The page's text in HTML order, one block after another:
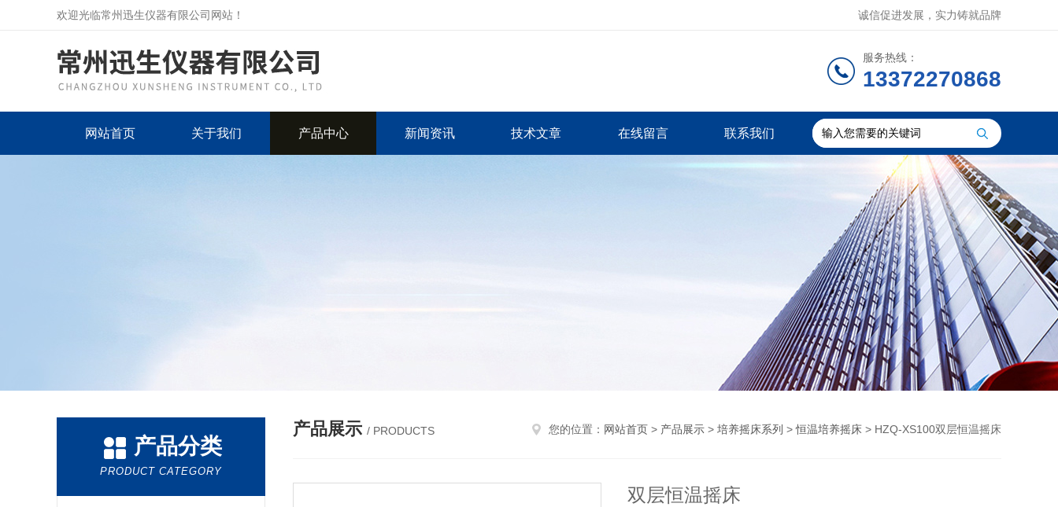
欢迎光临常州迅生仪器有限公司网站！ 诚信促进发展，实力铸就品牌
服务热线：
13372270868
网站首页 关于我们 产品中心 新闻资讯 技术文章 在线留言 联系我们
产品分类
PRODUCT CATEGORY
产品展示 / PRODUCTS 您的位置： 网站首页 > 产品展示 > 培养摇床系列 >恒温培养摇床 > HZQ-XS100双层恒温摇床
双层恒温摇床